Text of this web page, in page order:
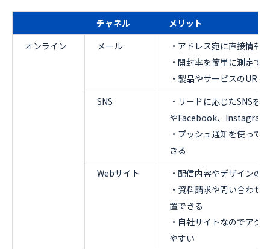
チャネル
メリット
オンライン
メール
・アドレス宛に直接情報
・開封率を簡単に測定で
・製品やサービスのURL
SNS
・リードに応じたSNSを
やFacebook、Instagram
・プッシュ通知を使って
きる
Webサイト
・配信内容やデザインの
・資料請求や問い合わせ
置できる
・自社サイトなのでアク
やすい